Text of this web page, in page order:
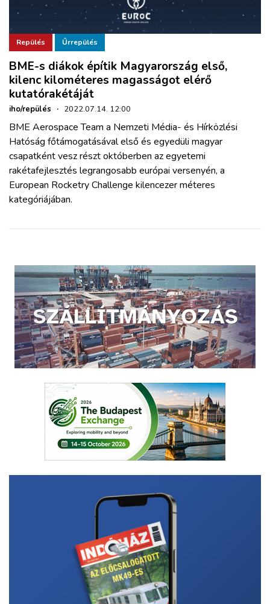
Repülés Űrrepülés
BME-s diákok építik Magyarország első,
kilenc kilométeres magasságot elérő
kutatórakétáját
iho/repülés · 2022.07.14. 12:00
BME Aerospace Team a Nemzeti Média- és Hírközlési
Hatóság főtámogatásával első és egyedüli magyar
csapatként vesz részt októberben az egyetemi
rakétafejlesztés legrangosabb európai versenyén, a
European Rocketry Challenge kilencezer méteres
kategóriájában.